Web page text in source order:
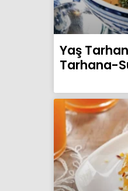
Yaş
Tarhana-